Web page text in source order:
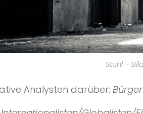
Stuhl –
Analysten darüber: